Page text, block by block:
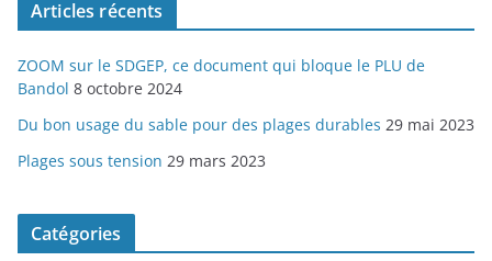
Articles récents
ZOOM sur le SDGEP, ce document qui bloque le PLU de
Bandol 8 octobre 2024
Du bon usage du sable pour des plages durables 29 mai 2023
Plages sous tension 29 mars 2023
Catégories